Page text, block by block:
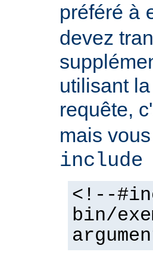
préféré à
devez
utilisant
requête,
mais
<!--
bin/